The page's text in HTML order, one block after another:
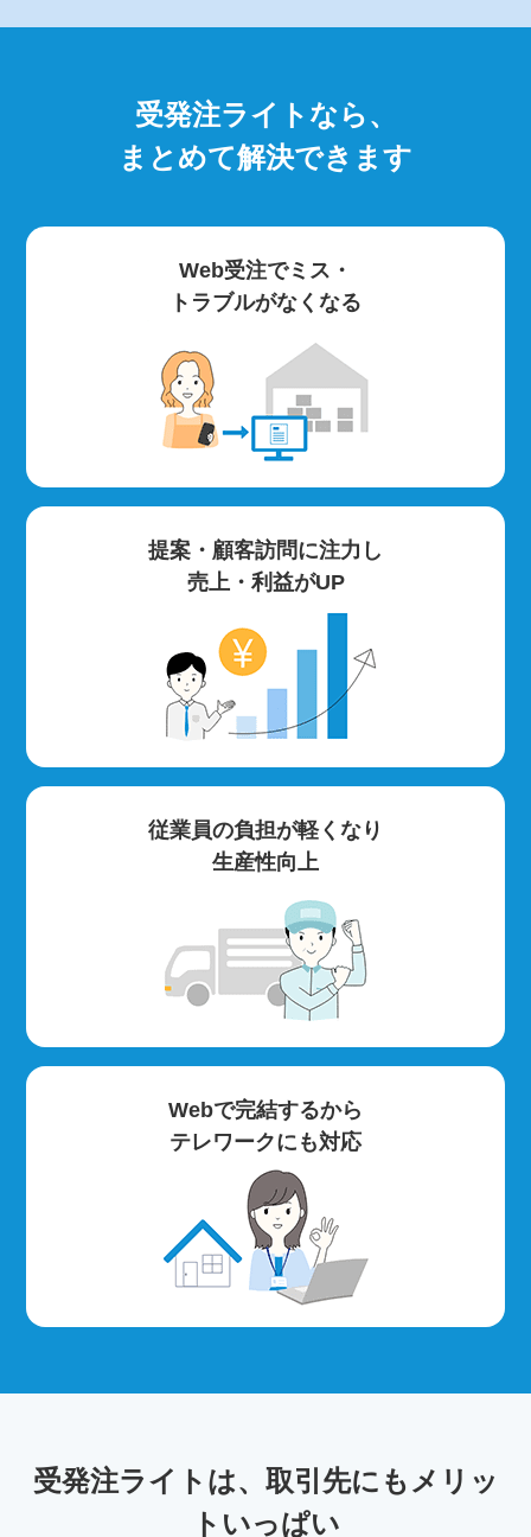
受発注ライトなら、
まとめて解決できます
Web受注でミス・
トラブルがなくなる
提案・顧客訪問に注力し
売上・利益がUP
従業員の負担が軽くなり
生産性向上
Webで完結するから
テレワークにも対応
受発注ライトは、取引先にもメリッ
トいっぱい